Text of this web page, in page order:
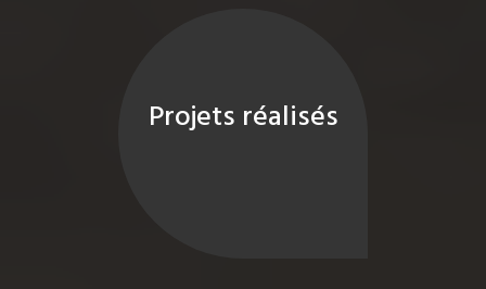
Projets réalisés